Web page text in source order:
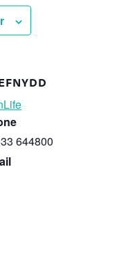
644800